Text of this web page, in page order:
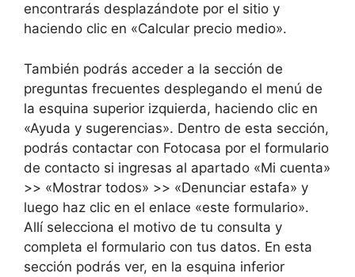
encontrarás desplazándote por el sitio y
haciendo clic en «Calcular precio medio».
También podrás acceder a la sección de
preguntas frecuentes desplegando el menú de
la esquina superior izquierda, haciendo clic en
«Ayuda y sugerencias». Dentro de esta sección,
podrás contactar con Fotocasa por el formulario
de contacto si ingresas al apartado «Mi cuenta»
>> «Mostrar todos» >> «Denunciar estafa» y
luego haz clic en el enlace «este formulario».
Allí selecciona el motivo de tu consulta y
completa el formulario con tus datos. En esta
sección podrás ver, en la esquina inferior